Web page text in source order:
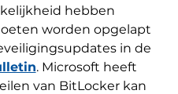
hebben
worden opgelapt
in de
. Microsoft heeft
van BitLocker kan